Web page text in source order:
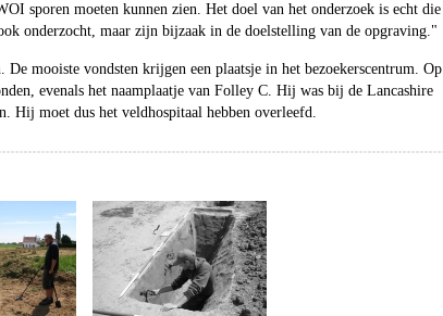
sporen moeten kunnen zien. Het doel van het onderzoek is echt die
onderzocht, maar zijn bijzaak in de doelstelling van de opgraving."
De mooiste vondsten krijgen een plaatsje in het bezoekerscentrum. Op
evenals het naamplaatje van Folley C. Hij was bij de Lancashire
Hij moet dus het veldhospitaal hebben overleefd.